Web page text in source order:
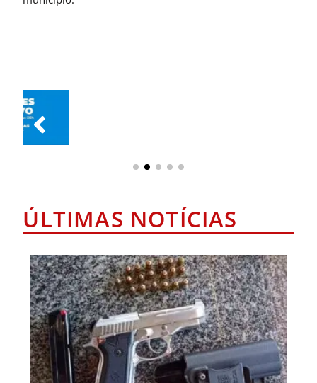
ÚLTIMAS NOTÍCIAS